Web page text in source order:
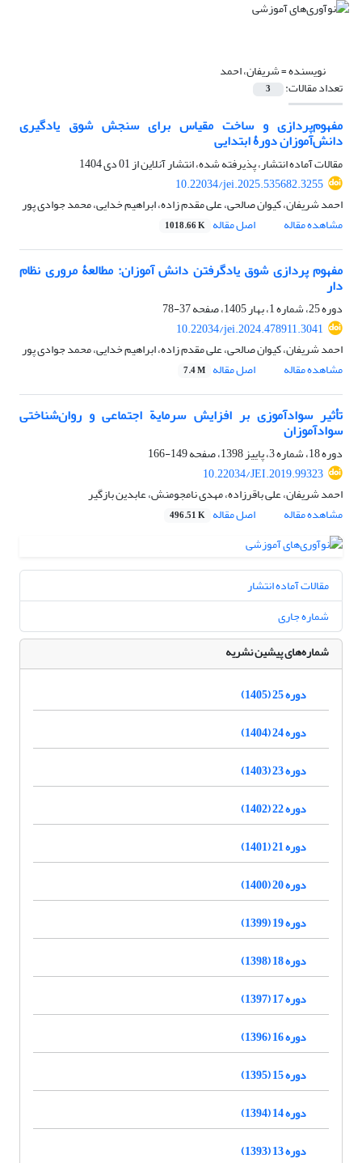
نویسنده =شریفان، احمد
تعداد مقالات: 3
مفهوم‌پردازی و ساخت مقیاس برای سنجش شوق ‌یادگیری
دانش‌آموزان دورۀ ابتدایی
مقالات آماده انتشار، پذیرفته شده، انتشار آنلاین از01 دی 1404
10.22034/jei.2025.535682.3255
احمد شریفان، کیوان صالحی، علی مقدم زاده، ابراهیم خدایی، محمد جوادی پور
مشاهده مقاله
اصل مقاله 1018.66 K
مفهوم پردازی شوق یادگرفتن دانش آموزان: مطالعۀ مروری نظام
دار
دوره 25، شماره 1، بهار 1405، صفحه
37-78
10.22034/jei.2024.478911.3041
احمد شریفان، کیوان صالحی، علی مقدم زاده، ابراهیم خدایی، محمد جوادی پور
مشاهده مقاله
اصل مقاله 7.4 M
تأثیر سوادآموزی بر افزایش سرمایة اجتماعی و روان‌شناختی
سوادآموزان
دوره 18، شماره 3، پاییز 1398، صفحه
149-166
10.22034/JEI.2019.99323
احمد شریفان، علی باقرزاده، مهدی نامجومنش، عابدین بازگیر
مشاهده مقاله
اصل مقاله 496.51 K
مقالات آماده انتشار
شماره جاری
شماره‌های پیشین نشریه
دوره 25 (1405)
دوره 24 (1404)
دوره 23 (1403)
دوره 22 (1402)
دوره 21 (1401)
دوره 20 (1400)
دوره 19 (1399)
دوره 18 (1398)
دوره 17 (1397)
دوره 16 (1396)
دوره 15 (1395)
دوره 14 (1394)
دوره 13 (1393)